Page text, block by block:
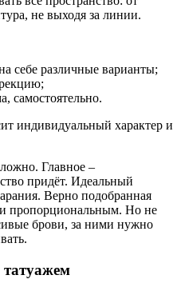
не выходя за линии.
себе различные варианты;
самостоятельно.
индивидуальный характер и
Главное –
придёт. Идеальный
Верно подобранная
пропорциональным. Но не
брови, за ними нужно
татуажем